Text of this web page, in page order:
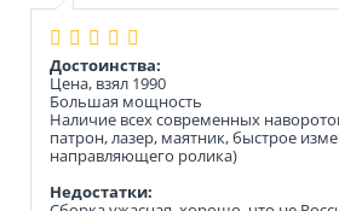
Достоинства:
Цена, взял 1990
Большая мощность
Наличие всех современных
патрон, лазер, маятник, быстрое
направляющего ролика)
Недостатки: